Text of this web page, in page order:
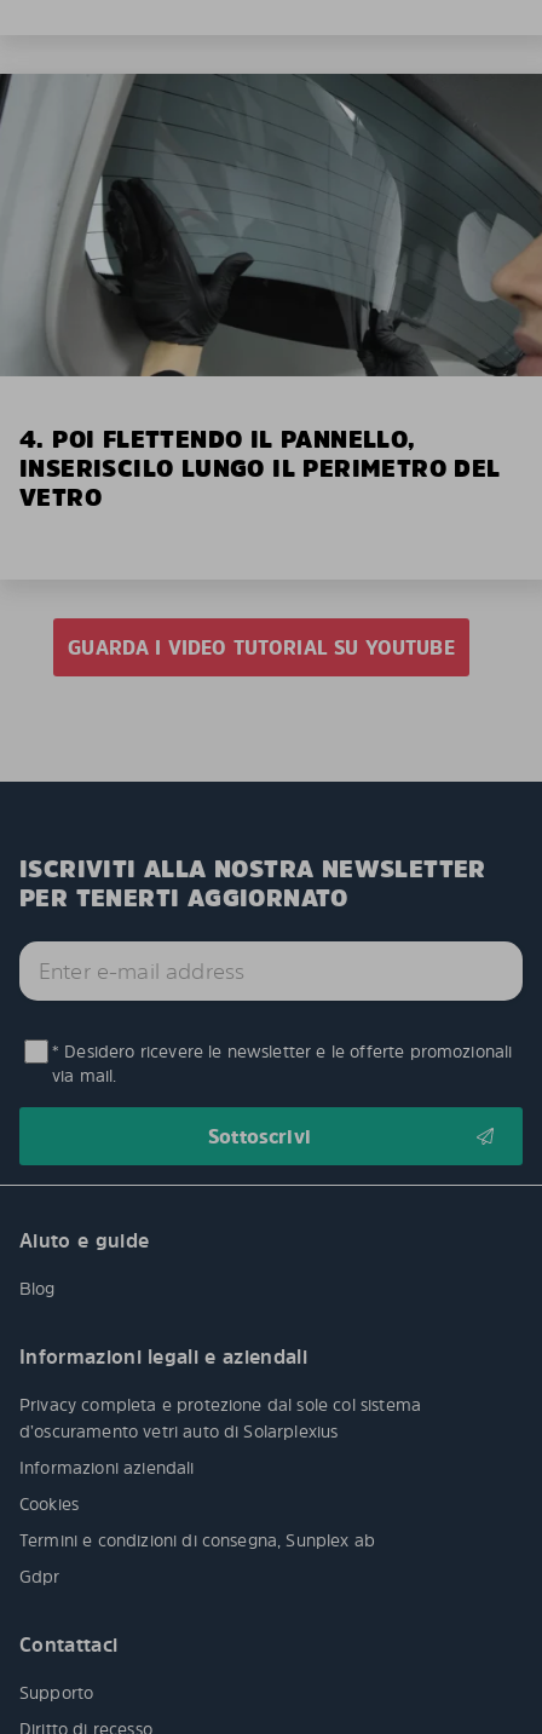
4. POI FLETTENDO IL PANNELLO,
INSERISCILO LUNGO IL PERIMETRO DEL
VETRO
GUARDA I VIDEO TUTORIAL SU YOUTUBE
ISCRIVITI ALLA NOSTRA NEWSLETTER
PER TENERTI AGGIORNATO
* Desidero ricevere le newsletter e le offerte promozionali
via mail.
Aiuto e guide
Blog
Informazioni legali e aziendali
Privacy completa e protezione dal sole col sistema
d’oscuramento vetri auto di Solarplexius
Informazioni aziendali
Cookies
Termini e condizioni di consegna, Sunplex ab
Gdpr
Contattaci
Supporto
Diritto di recesso